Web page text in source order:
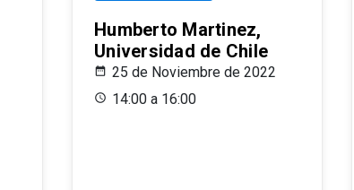
Humberto Martinez,
Universidad de Chile
25 de Noviembre de 2022
14:00 a 16:00